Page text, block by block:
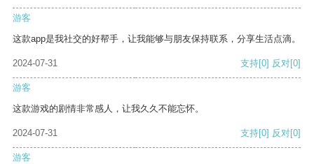
游客
这款app是我社交的好帮手，让我能够与朋友保持联系，分享生活点滴。
2024-07-31 支持[0] 反对[0]
游客
这款游戏的剧情非常感人，让我久久不能忘怀。
2024-07-31 支持[0] 反对[0]
游客